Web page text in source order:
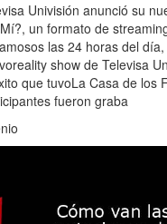
Univisión anunció su
un formato de
las 24 horas del
show de Televisa
que tuvoLa Casa de los
fueron graba